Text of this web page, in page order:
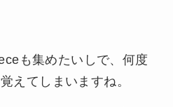
も集めたいしで、何度
えてしまいますね。